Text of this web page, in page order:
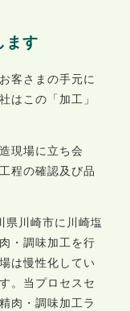
ます
客さまの手元に
はこの「加工」
現場に立ち会
程の確認及び品
県川崎市に川崎塩
・調味加工を行
は慢性化してい
。当プロセスセ
肉・調味加工ラ